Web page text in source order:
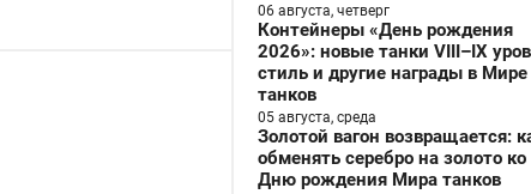
06 августа, четверг
Контейнеры «День рождения
2026»: новые танки VIII–IX
стиль и другие награды в Мире
танков
05 августа, среда
Золотой вагон возвращается:
обменять серебро на золото ко
Дню рождения Мира танков